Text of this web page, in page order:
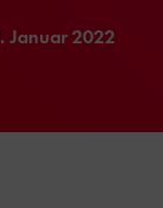
Januar 2022